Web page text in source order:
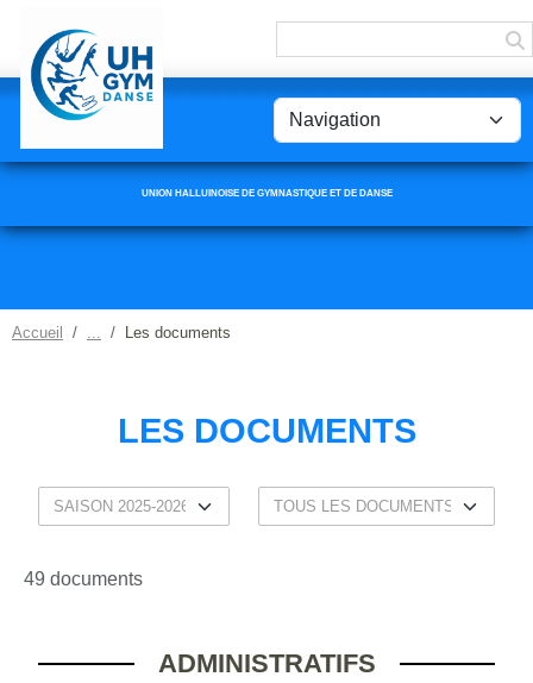
UNION HALLUINOISE DE GYMNASTIQUE ET DE DANSE
Accueil Les documents
LES DOCUMENTS
49 documents
ADMINISTRATIFS